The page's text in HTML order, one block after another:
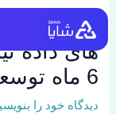
پرش
محتواهای داده
6 ماه توسعه دهید
دیدگاه‌ خود را